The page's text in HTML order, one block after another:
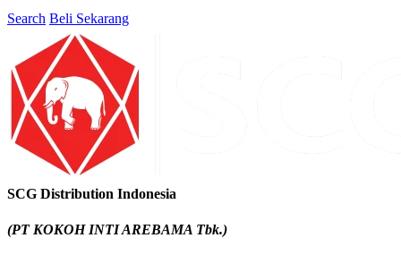
Search Beli Sekarang
SCG Distribution Indonesia
(PT KOKOH INTI AREBAMA Tbk.)